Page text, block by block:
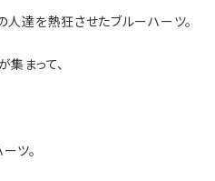
達を熱狂させたブルーハーツ。
まって、
ツ。